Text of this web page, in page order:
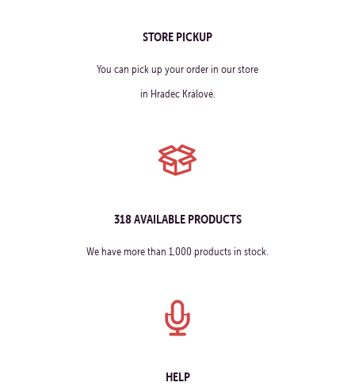
STORE PICKUP
You can pick up your order in our store
in Hradec Králové.
318 AVAILABLE PRODUCTS
We have more than 1,000 products in stock.
HELP